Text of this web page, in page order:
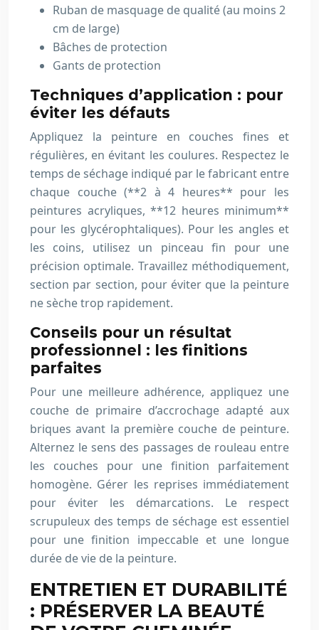
Ruban de masquage de qualité (au moins 2
cm de large)
Bâches de protection
Gants de protection
Techniques d’application : pour
éviter les défauts
Appliquez la peinture en couches fines et
régulières, en évitant les coulures. Respectez le
temps de séchage indiqué par le fabricant entre
chaque couche (**2 à 4 heures** pour les
peintures acryliques, **12 heures minimum**
pour les glycérophtaliques). Pour les angles et
les coins, utilisez un pinceau fin pour une
précision optimale. Travaillez méthodiquement,
section par section, pour éviter que la peinture
ne sèche trop rapidement.
Conseils pour un résultat
professionnel : les finitions
parfaites
Pour une meilleure adhérence, appliquez une
couche de primaire d’accrochage adapté aux
briques avant la première couche de peinture.
Alternez le sens des passages de rouleau entre
les couches pour une finition parfaitement
homogène. Gérer les reprises immédiatement
pour éviter les démarcations. Le respect
scrupuleux des temps de séchage est essentiel
pour une finition impeccable et une longue
durée de vie de la peinture.
ENTRETIEN ET DURABILITÉ
: PRÉSERVER LA BEAUTÉ